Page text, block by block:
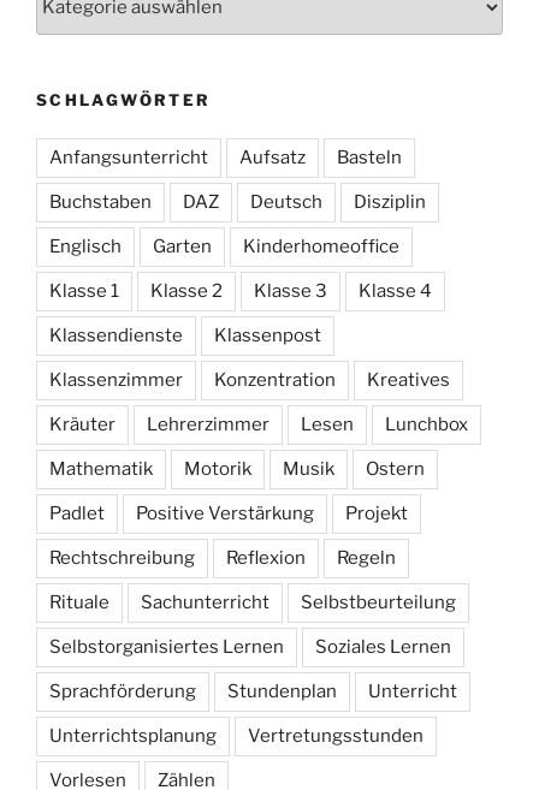
SCHLAGWÖRTER
Anfangsunterricht Aufsatz Basteln
Buchstaben DAZ Deutsch Disziplin
Englisch Garten Kinderhomeoffice
Klasse 1 Klasse 2 Klasse 3 Klasse 4
Klassendienste Klassenpost
Klassenzimmer Konzentration Kreatives
Kräuter Lehrerzimmer Lesen Lunchbox
Mathematik Motorik Musik Ostern
Padlet Positive Verstärkung Projekt
Rechtschreibung Reflexion Regeln
Rituale Sachunterricht Selbstbeurteilung
Selbstorganisiertes Lernen Soziales Lernen
Sprachförderung Stundenplan Unterricht
Unterrichtsplanung Vertretungsstunden
Vorlesen Zählen